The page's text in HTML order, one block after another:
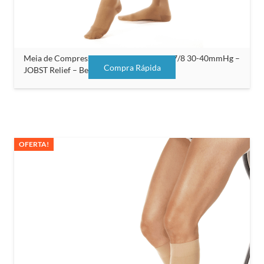
Meia de Compressão Unissex Meia Coxa 7/8 30-40mmHg –
JOBST Relief – Bege – Com Silicone
Compra Rápida
OFERTA!